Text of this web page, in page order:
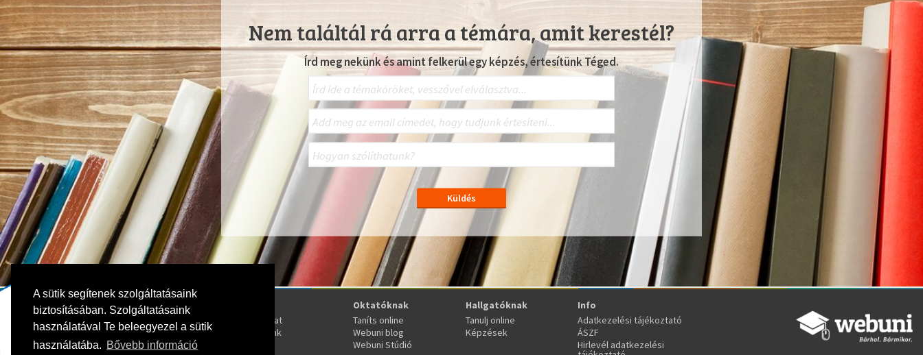
A sütik segítenek szolgáltatásaink
biztosításában. Szolgáltatásaink
használatával Te beleegyezel a sütik
használatába. Bővebb információ
Nem találtál rá arra a témára, amit kerestél?
Írd meg nekünk és amint felkerül egy képzés, értesítünk Téged.
Kövess bennünket!
Kapcsolat
Oktatóink
Oktatóknak
Taníts online
Webuni blog
Webuni Stúdió
Hallgatóknak
Tanulj online
Képzések
Info
Adatkezelési tájékoztató
ÁSZF
Hirlevél adatkezelési